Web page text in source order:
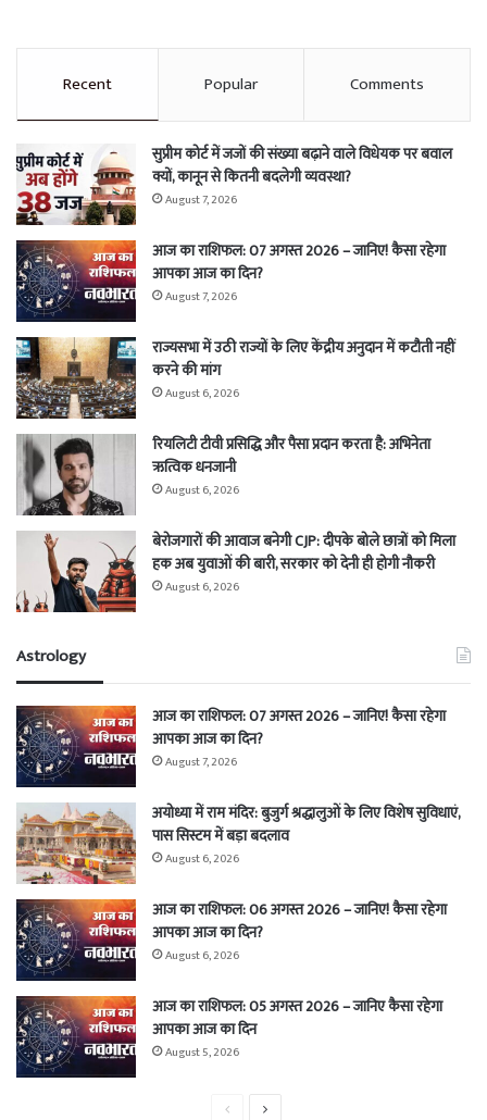
Recent Popular Comments
सुप्रीम कोर्ट में जजों की संख्या बढ़ाने वाले विधेयक पर बवाल
क्यों, कानून से कितनी बदलेगी व्यवस्था?
August 7, 2026
आज का राशिफल: 07 अगस्त 2026 – जानिए! कैसा रहेगा
आपका आज का दिन?
August 7, 2026
राज्यसभा में उठी राज्यों के लिए केंद्रीय अनुदान में कटौती नहीं
करने की मांग
August 6, 2026
रियलिटी टीवी प्रसिद्धि और पैसा प्रदान करता है: अभिनेता
ऋत्विक धनजानी
August 6, 2026
बेरोजगारों की आवाज बनेगी CJP: दीपके बोले छात्रों को मिला
हक अब युवाओं की बारी, सरकार को देनी ही होगी नौकरी
August 6, 2026
Astrology
आज का राशिफल: 07 अगस्त 2026 – जानिए! कैसा रहेगा
आपका आज का दिन?
August 7, 2026
अयोध्या में राम मंदिर: बुजुर्ग श्रद्धालुओं के लिए विशेष सुविधाएं,
पास सिस्टम में बड़ा बदलाव
August 6, 2026
आज का राशिफल: 06 अगस्त 2026 – जानिए! कैसा रहेगा
आपका आज का दिन?
August 6, 2026
आज का राशिफल: 05 अगस्त 2026 – जानिए कैसा रहेगा
आपका आज का दिन
August 5, 2026
PreviousNext